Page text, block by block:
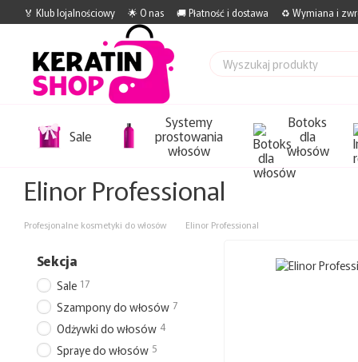
Przejdź do głównej treści
🏅 Klub lojalnościowy 🌟 O nas 🚚 Płatność i dostawa ♻️ Wymiana i
Sale
Systemy
prostowania
włosów
Botoks
dla
włosów
Elinor Professional
Profesjonalne kosmetyki do włosów Elinor Professional
Sekcja
Sale 17
Szampony do włosów 7
Odżywki do włosów 4
Spraye do włosów 5